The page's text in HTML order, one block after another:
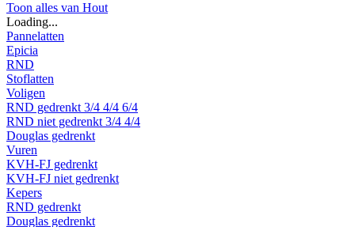
Toon alles van Hout
Loading...
Pannelatten
Epicia
RND
Stoflatten
Voligen
RND gedrenkt 3/4 4/4 6/4
RND niet gedrenkt 3/4 4/4
Douglas gedrenkt
Vuren
KVH-FJ gedrenkt
KVH-FJ niet gedrenkt
Kepers
RND gedrenkt
Douglas gedrenkt